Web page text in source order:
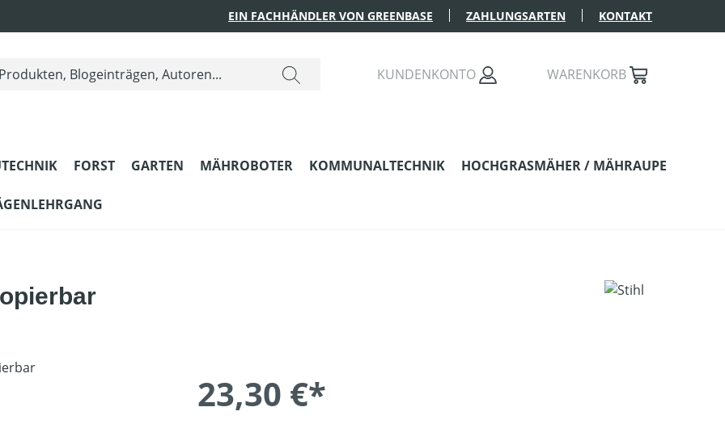
EIN FACHHÄNDLER VON GREENBASE ZAHLUNGSARTEN KONTAKT
KUNDENKONTO WARENKORB
FORST GARTEN MÄHROBOTER KOMMUNALTECHNIK HOCHGRASMÄHER / MÄHRAUPE
23,30 €*